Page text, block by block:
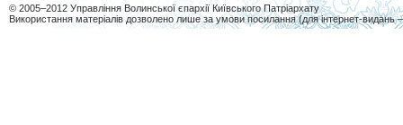
© 2005–2012 Управління Волинської єпархії Київського Патріархату
Використання матеріалів дозволено лише за умови посилання (для інтернет-видань